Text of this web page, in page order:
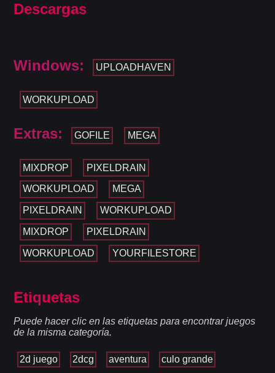
Descargas
Windows: UPLOADHAVEN
WORKUPLOAD
Extras: GOFILE MEGA
MIXDROP PIXELDRAIN
WORKUPLOAD MEGA
PIXELDRAIN WORKUPLOAD
MIXDROP PIXELDRAIN
WORKUPLOAD YOURFILESTORE
Etiquetas
Puede hacer clic en las etiquetas para encontrar juegos
de la misma categoría.
2d juego 2dcg aventura culo grande